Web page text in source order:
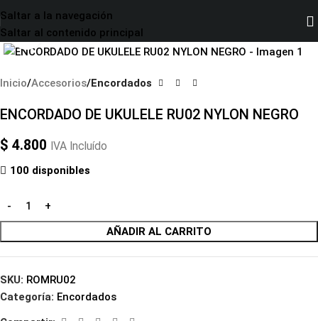
Saltar a la navegación
Saltar al contenido principal
Haga clic para ampliar
Inicio Accesorios Encordados
ENCORDADO DE UKULELE RU02 NYLON NEGRO
$ 4.800 IVA Incluído
100 disponibles
AÑADIR AL CARRITO
SKU: ROMRU02
Categoría: Encordados